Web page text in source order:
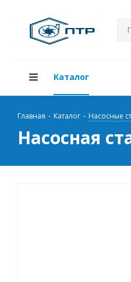
Каталог
Главная - Каталог - Насосные
Насосная